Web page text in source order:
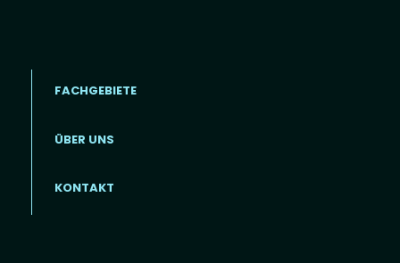
Footer menu (DE)
FACHGEBIETE
ÜBER UNS
KONTAKT